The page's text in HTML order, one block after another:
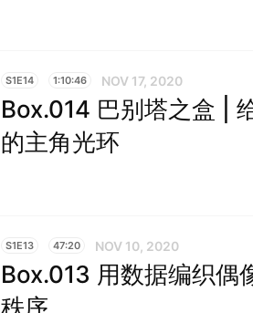
S1E14 1:10:46 NOV 17, 2020
Box.014 巴别塔之盒 |
的主角光环
S1E13 47:20 NOV 10, 2020
Box.013 用数据编织偶
秩序